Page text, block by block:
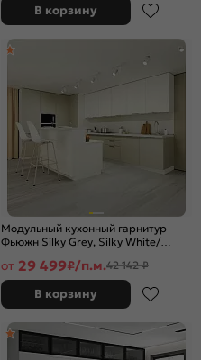
В корзину
Модульный кухонный гарнитур
Фьюжн Silky Grey, Silky White/
от 29 499₽/п.м.42 142 ₽
В корзину